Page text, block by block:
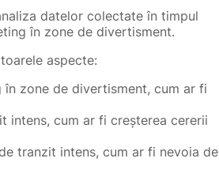
datelor colectate în timpul
în zone de divertisment.
aspecte:
zone de divertisment, cum ar fi
intens, cum ar fi creșterea cererii
tranzit intens, cum ar fi nevoia de